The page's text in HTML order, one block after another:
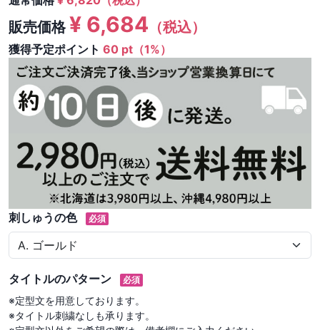
販売価格¥ 6,684 （税込）
獲得予定ポイント 60 pt（1%）
刺しゅうの色 必須
タイトルのパターン 必須
※定型文を用意しております。
※タイトル刺繍なしも承ります。